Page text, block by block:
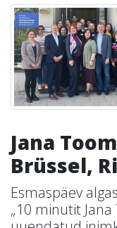
Jana
Brüssel,
Esmaspäev
„10 minutit